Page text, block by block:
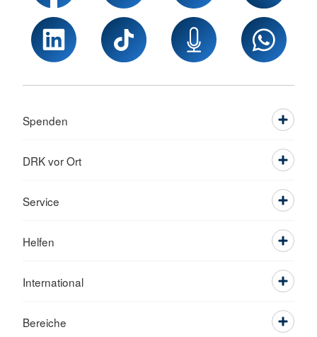
Spenden
DRK vor Ort
Service
Helfen
International
Bereiche